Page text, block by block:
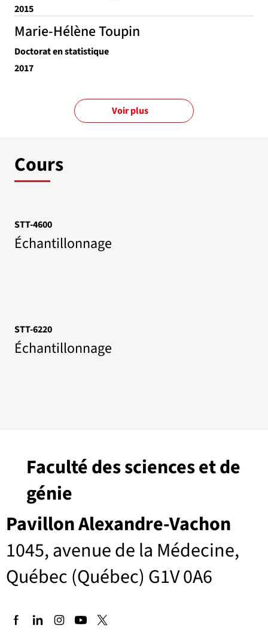
2015
Marie-Hélène Toupin
Doctorat en statistique
2017
Voir plus
Cours
STT-4600
Échantillonnage
STT-6220
Échantillonnage
Pavillon Alexandre-Vachon
1045, avenue de la Médecine,
Québec (Québec) G1V 0A6
Faculté des sciences et de
génie